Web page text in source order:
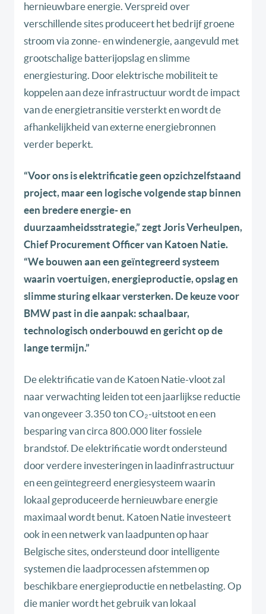
hernieuwbare energie. Verspreid over
verschillende sites produceert het bedrijf groene
stroom via zonne- en windenergie, aangevuld met
grootschalige batterijopslag en slimme
energiesturing. Door elektrische mobiliteit te
koppelen aan deze infrastructuur wordt de impact
van de energietransitie versterkt en wordt de
afhankelijkheid van externe energiebronnen
verder beperkt.
“Voor ons is elektrificatie geen opzichzelfstaand
project, maar een logische volgende stap binnen
een bredere energie- en
duurzaamheidsstrategie,” zegt Joris Verheulpen,
Chief Procurement Officer van Katoen Natie.
“We bouwen aan een geïntegreerd systeem
waarin voertuigen, energieproductie, opslag en
slimme sturing elkaar versterken. De keuze voor
BMW past in die aanpak: schaalbaar,
technologisch onderbouwd en gericht op de
lange termijn.”
De elektrificatie van de Katoen Natie-vloot zal
naar verwachting leiden tot een jaarlijkse reductie
van ongeveer 3.350 ton CO₂-uitstoot en een
besparing van circa 800.000 liter fossiele
brandstof. De elektrificatie wordt ondersteund
door verdere investeringen in laadinfrastructuur
en een geïntegreerd energiesysteem waarin
lokaal geproduceerde hernieuwbare energie
maximaal wordt benut. Katoen Natie investeert
ook in een netwerk van laadpunten op haar
Belgische sites, ondersteund door intelligente
systemen die laadprocessen afstemmen op
beschikbare energieproductie en netbelasting. Op
die manier wordt het gebruik van lokaal